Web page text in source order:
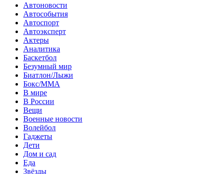
Автоновости
Автособытия
Автоспорт
Автоэксперт
Актеры
Аналитика
Баскетбол
Безумный мир
Биатлон/Лыжи
Бокс/MMA
В мире
В России
Вещи
Военные новости
Волейбол
Гаджеты
Дети
Дом и сад
Еда
Звёзды